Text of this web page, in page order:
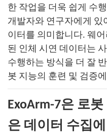
한 작업을 더욱 쉽게 수
개발자와 연구자에게 있
이터를 의미합니다. 웨
된 인체 시연 데이터는
수행하는 방식을 더 잘
봇 지능의 훈련 및 검증
ExoArm-7은 로
은 데이터 수집